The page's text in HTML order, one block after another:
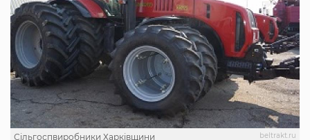
beltrakt.ru
Сільгоспвиробники Харківщини